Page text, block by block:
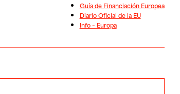
Guía de Financiación Europea
Diario Oficial de la EU
Info – Europa